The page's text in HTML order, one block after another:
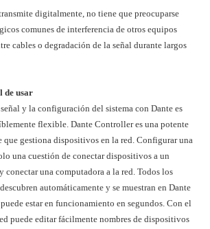
digitalmente, no tiene que preocuparse
comunes de interferencia de otros equipos
cables o degradación de la señal durante largos
de usar
y la configuración del sistema con Dante es
flexible. Dante Controller es una potente
que gestiona dispositivos en la red. Configurar una
una cuestión de conectar dispositivos a un
conectar una computadora a la red. Todos los
automáticamente y se muestran en Dante
estar en funcionamiento en segundos. Con el
puede editar fácilmente nombres de dispositivos